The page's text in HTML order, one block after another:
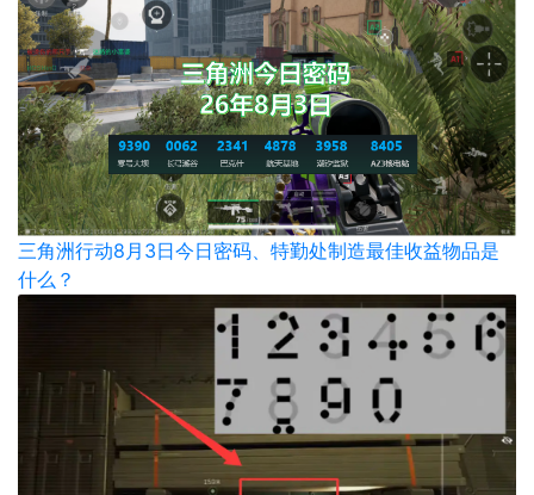
三角洲行动8月3日今日密码、特勤处制造最佳收益物品是
什么？